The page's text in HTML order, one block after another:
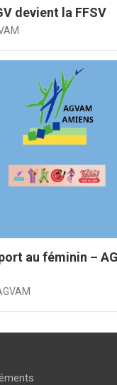
devient la FFSV
au féminin –